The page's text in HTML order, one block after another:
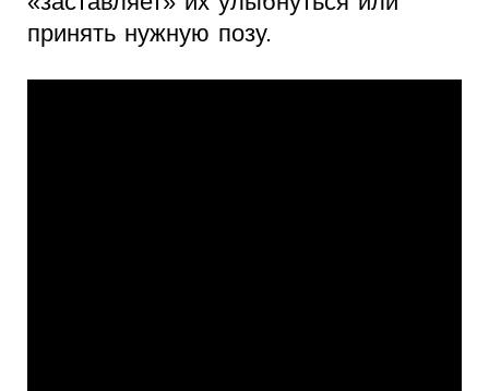
принять нужную позу.